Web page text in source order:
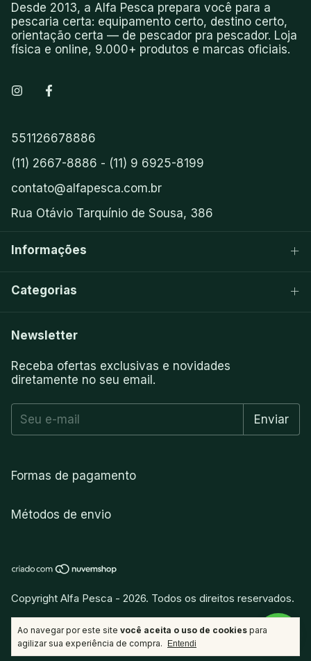
Ao navegar por este site você aceita o uso de cookies para
agilizar sua experiência de compra.
Entendi
Desde 2013, a Alfa Pesca prepara você para a
pescaria certa: equipamento certo, destino certo,
orientação certa — de pescador pra pescador. Loja
física e online, 9.000+ produtos e marcas oficiais.
551126678886
(11) 2667-8886 - (11) 9 6925-8199
contato@alfapesca.com.br
Rua Otávio Tarquínio de Sousa, 386
Informações
Categorias
Newsletter
Receba ofertas exclusivas e novidades
diretamente no seu email.
Formas de pagamento
Métodos de envio
Copyright Alfa Pesca - 2026. Todos os direitos reservados.
Desenvolvido porvitamina.